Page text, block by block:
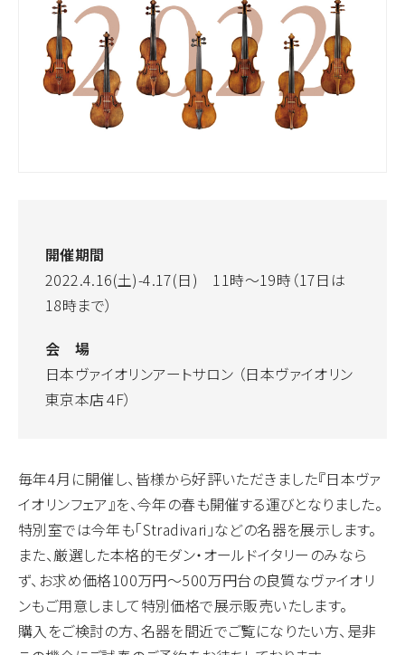
開催期間
2022.4.16(土)-4.17(日) 11時～19時（17日は
18時まで）
会 場
日本ヴァイオリンアートサロン （日本ヴァイオリン
東京本店４F）
毎年4月に開催し、皆様から好評いただきました『日本ヴァ
イオリンフェア』を、今年の春も開催する運びとなりました。
特別室では今年も「Stradivari」などの名器を展示します。
また、厳選した本格的モダン・オールドイタリーのみなら
ず、お求め価格100万円～500万円台の良質なヴァイオリ
ンもご用意しまして特別価格で展示販売いたします。
購入をご検討の方、名器を間近でご覧になりたい方、是非